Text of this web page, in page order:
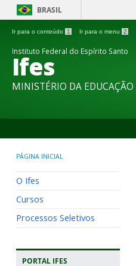
BRASIL
Ir para o conteúdo 1 Ir para o menu 2
Instituto Federal do Espírito Santo
Ifes
MINISTÉRIO DA EDUCAÇÃO
PÁGINA INICIAL
O Ifes
Cursos
Processos Seletivos
PORTAL IFES